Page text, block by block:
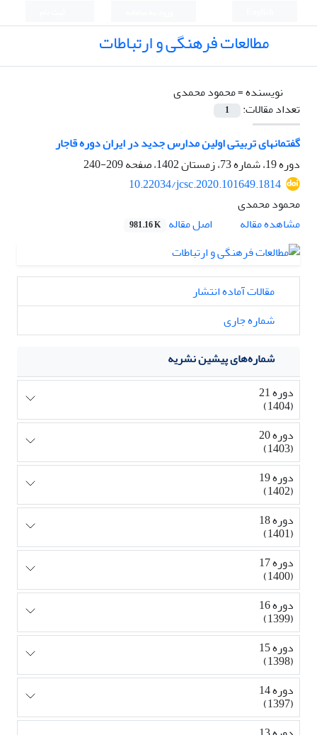
مطالعات فرهنگی و ارتباطات
نویسنده =محمود محمدی
تعداد مقالات:
1
گفتمانهای تربیتی اولین مدارس جدید در ایران دوره قاجار
دوره 19، شماره 73، زمستان 1402، صفحه
209-240
10.22034/jcsc.2020.101649.1814
محمود محمدی
مشاهده مقاله
اصل مقاله 981.16 K
مقالات آماده انتشار
شماره جاری
شماره‌های پیشین نشریه
دوره 21
(1404)
دوره 20
(1403)
دوره 19
(1402)
دوره 18
(1401)
دوره 17
(1400)
دوره 16
(1399)
دوره 15
(1398)
دوره 14
(1397)